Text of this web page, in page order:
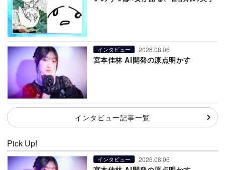
インタビュー 2026.08.06
宮本佳林 AI開発の原点明かす
インタビュー記事一覧
Pick Up!
インタビュー 2026.08.06